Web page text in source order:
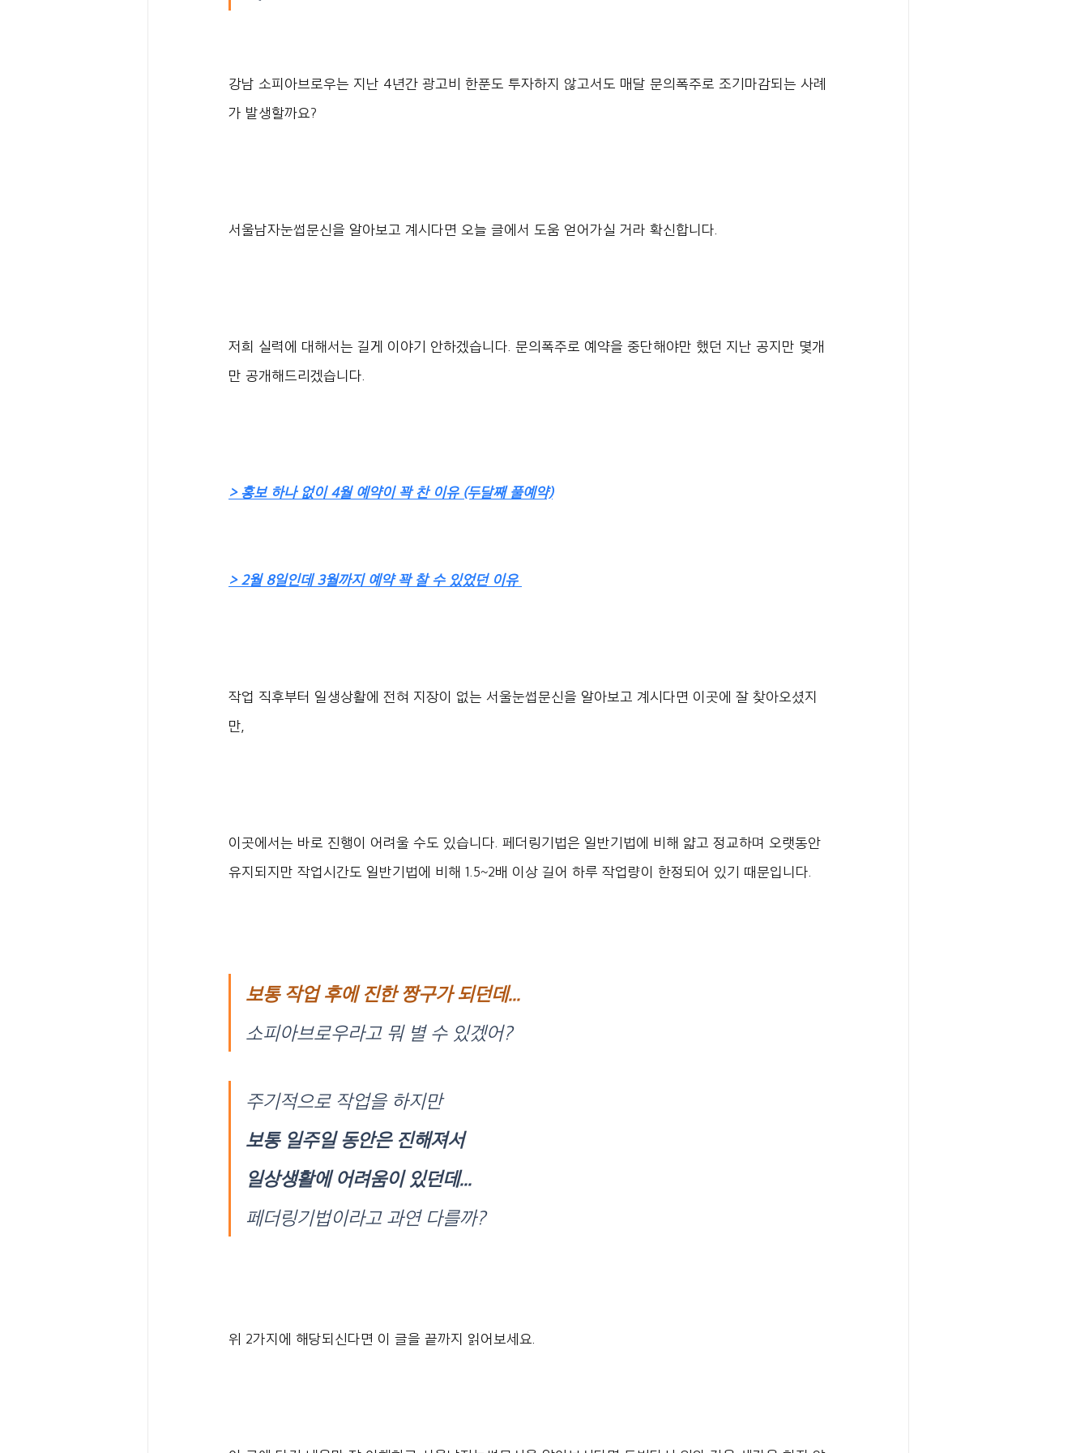
강남 소피아브로우는 지난 4년간 광고비 한푼도 투자하지 않고서도 매달 문의폭주로 조기마감되는 사례
가 발생할까요?
서울남자눈썹문신을 알아보고 계시다면 오늘 글에서 도움 얻어가실 거라 확신합니다.
저희 실력에 대해서는 길게 이야기 안하겠습니다. 문의폭주로 예약을 중단해야만 했던 지난 공지만 몇개
만 공개해드리겠습니다.
> 홍보 하나 없이 4월 예약이 꽉 찬 이유 (두달째 풀예약)
> 2월 8일인데 3월까지 예약 꽉 찰 수 있었던 이유
작업 직후부터 일생상활에 전혀 지장이 없는 서울눈썹문신을 알아보고 계시다면 이곳에 잘 찾아오셨지
만,
이곳에서는 바로 진행이 어려울 수도 있습니다. 페더링기법은 일반기법에 비해 얇고 정교하며 오랫동안
유지되지만 작업시간도 일반기법에 비해 1.5~2배 이상 길어 하루 작업량이 한정되어 있기 때문입니다.
보통 작업 후에 진한 짱구가 되던데...
소피아브로우라고 뭐 별 수 있겠어?
주기적으로 작업을 하지만
보통 일주일 동안은 진해져서
일상생활에 어려움이 있던데...
페더링기법이라고 과연 다를까?
위 2가지에 해당되신다면 이 글을 끝까지 읽어보세요.